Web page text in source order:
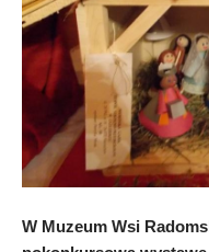
W Muzeum Wsi